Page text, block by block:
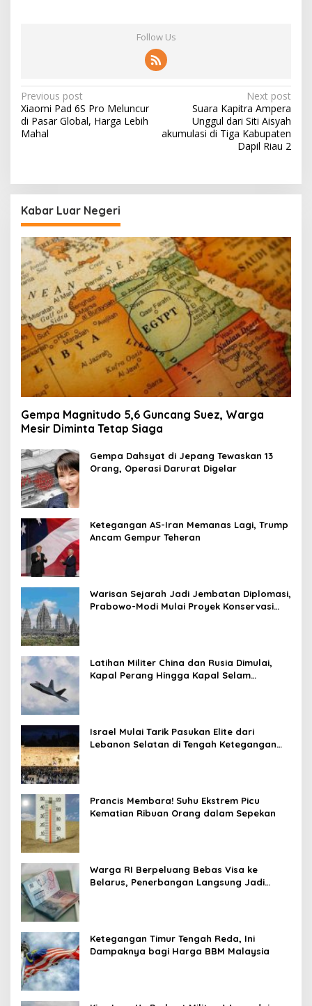
Follow Us
Post
navigation
Previous post
Xiaomi Pad 6S Pro Meluncur
di Pasar Global, Harga Lebih
Mahal
Next post
Suara Kapitra Ampera
Unggul dari Siti Aisyah
akumulasi di Tiga Kabupaten
Dapil Riau 2
Kabar Luar Negeri
Gempa Magnitudo 5,6 Guncang Suez, Warga
Mesir Diminta Tetap Siaga
Gempa Dahsyat di Jepang Tewaskan 13
Orang, Operasi Darurat Digelar
Ketegangan AS-Iran Memanas Lagi, Trump
Ancam Gempur Teheran
Warisan Sejarah Jadi Jembatan Diplomasi,
Prabowo-Modi Mulai Proyek Konservasi
Latihan Militer China dan Rusia Dimulai,
Kapal Perang Hingga Kapal Selam
Israel Mulai Tarik Pasukan Elite dari
Lebanon Selatan di Tengah Ketegangan
Prancis Membara! Suhu Ekstrem Picu
Kematian Ribuan Orang dalam Sepekan
Warga RI Berpeluang Bebas Visa ke
Belarus, Penerbangan Langsung Jadi
Ketegangan Timur Tengah Reda, Ini
Dampaknya bagi Harga BBM Malaysia